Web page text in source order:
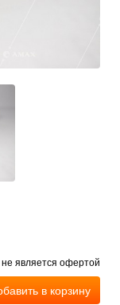
является офертой
Добавить в корзину